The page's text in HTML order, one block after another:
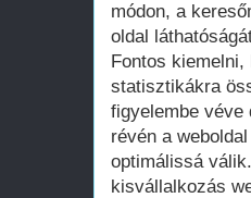
módon, a
oldal
Fontos
statisztikákra
figyelembe véve
révén a
optimálissá
kisvállalkozás